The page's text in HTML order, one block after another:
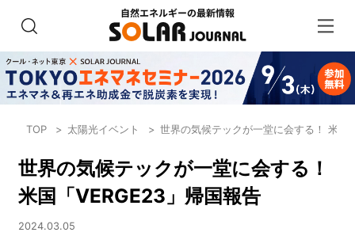
TOP 太陽光イベント 世界の気候テックが一堂に会する！ 米国
世界の気候テックが一堂に会する！
米国「VERGE23」帰国報告
2024.03.05